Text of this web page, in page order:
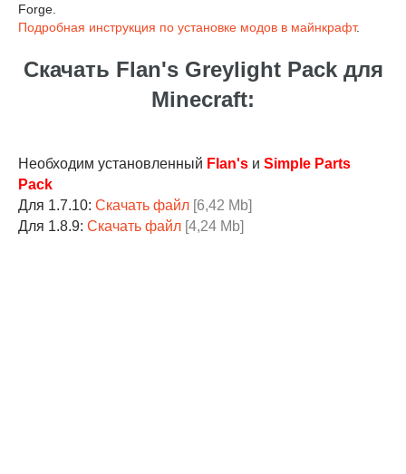
Forge.
Подробная инструкция по установке модов в майнкрафт.
Скачать Flan's Greylight Pack для
Minecraft:
Необходим установленный Flan's и Simple Parts
Pack
Для 1.7.10: Скачать файл [6,42 Mb]
Для 1.8.9: Скачать файл [4,24 Mb]